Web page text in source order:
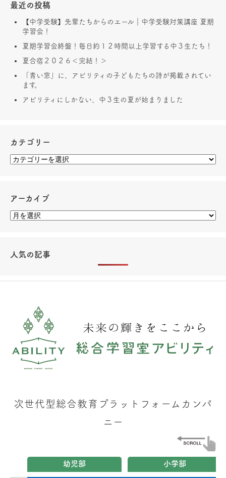
最近の投稿
【中学受験】先輩たちからのエール｜中学受験対策講座 夏期
学習会！
夏期学習会終盤！毎日約１２時間以上学習する中３生たち！
夏合宿２０２６＜完結！＞
「青い窓」に、アビリティの子どもたちの詩が掲載されてい
ます。
アビリティにしかない、中３生の夏が始まりました
カテゴリー
アーカイブ
人気の記事
次世代型総合教育プラットフォームカンパ
ニー
幼児部 小学部